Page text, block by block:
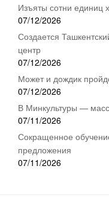
Изъяты сотни единиц
07/12/2026
Создается
центр
07/12/2026
Может и дождик
07/12/2026
В Минкультуры —
07/11/2026
Сокращенное
предложения
07/11/2026